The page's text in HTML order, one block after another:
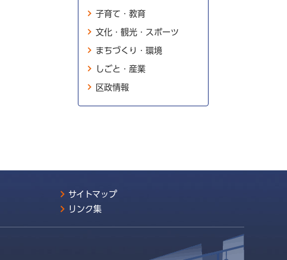
子育て・教育
文化・観光・スポーツ
まちづくり・環境
しごと・産業
区政情報
サイトマップ
リンク集